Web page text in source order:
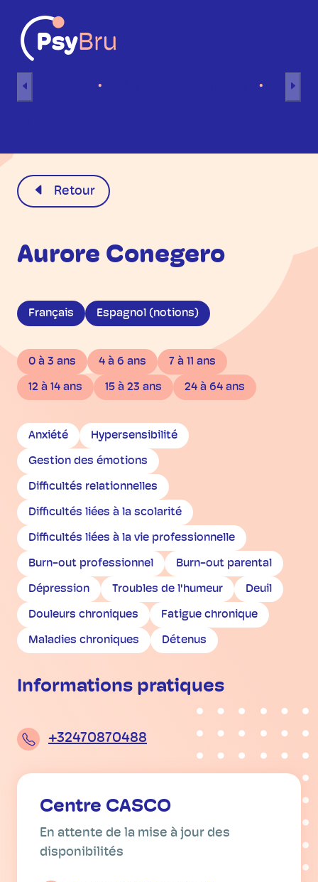
Retour
Aurore Conegero
Français Espagnol (notions)
0 à 3 ans 4 à 6 ans 7 à 11 ans
12 à 14 ans 15 à 23 ans 24 à 64 ans
Anxiété Hypersensibilité
Gestion des émotions
Difficultés relationnelles
Difficultés liées à la scolarité
Difficultés liées à la vie professionnelle
Burn-out professionnel Burn-out parental
Dépression Troubles de l'humeur Deuil
Douleurs chroniques Fatigue chronique
Maladies chroniques Détenus
Informations pratiques
+32470870488
Centre CASCO
En attente de la mise à jour des
disponibilités